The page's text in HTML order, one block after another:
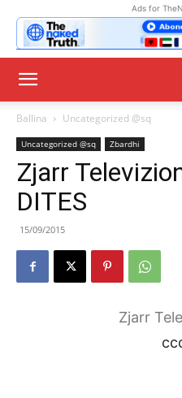
Ads for
Ballina Uncategorized @sq
Uncategorized @sq Zbardhi
Zjarr
DITES
15/09/2015
Zjarr